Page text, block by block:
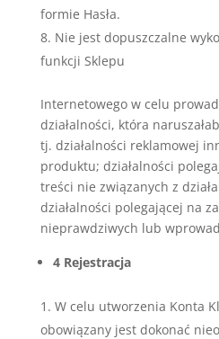
formie Hasła.
Nie jest dopuszczalne
funkcji Sklepu
Internetowego w celu
działalności, która
tj. działalności reklamowej
produktu; działalności
treści nie związanych z
działalności polegającej na
nieprawdziwych lub
4 Rejestracja
W celu utworzenia Konta
obowiązany jest dokonać